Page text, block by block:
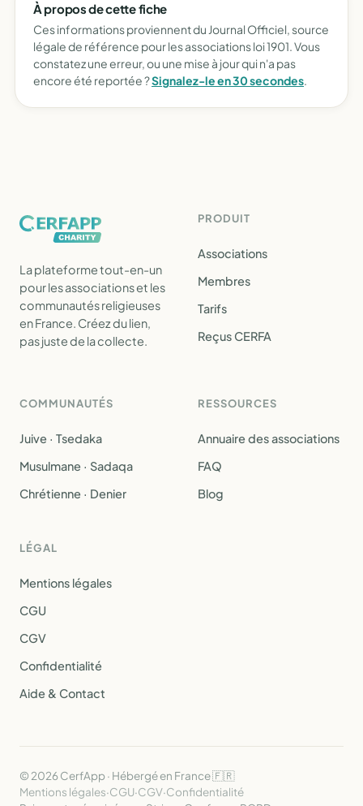
À propos de cette fiche
Ces informations proviennent du Journal Officiel, source
légale de référence pour les associations loi 1901. Vous
constatez une erreur, ou une mise à jour qui n'a pas
encore été reportée ?Signalez-le en 30 secondes.
La plateforme tout-en-un
pour les associations et les
communautés religieuses
en France. Créez du lien,
pas juste de la collecte.
PRODUIT
Associations
Membres
Tarifs
Reçus CERFA
COMMUNAUTÉS
Juive · Tsedaka
Musulmane · Sadaqa
Chrétienne · Denier
RESSOURCES
Annuaire des associations
FAQ
Blog
LÉGAL
Mentions légales
CGU
CGV
Confidentialité
Aide & Contact
© 2026 CerfApp · Hébergé en France 🇫🇷
Mentions légales·CGU·CGV·Confidentialité